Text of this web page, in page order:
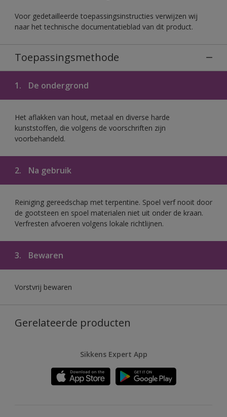
Voor gedetailleerde toepassingsinstructies verwijzen wij
naar het technische documentatieblad van dit product.
Toepassingsmethode
1. De ondergrond
Het aflakken van hout, metaal en diverse harde
kunststoffen, die volgens de voorschriften zijn
voorbehandeld.
2. Na gebruik
Reiniging gereedschap met terpentine. Spoel verf nooit door
de gootsteen en spoel materialen niet uit onder de kraan.
Verfresten afvoeren volgens lokale richtlijnen.
3. Bewaren
Vorstvrij bewaren
Gerelateerde producten
Sikkens Expert App